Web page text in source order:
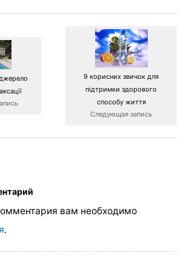
9 корисних звичок для
підтримки здорового
способу життя
Следующая запись
вам необходимо
.